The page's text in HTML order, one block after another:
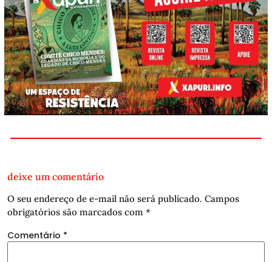
deixe um comentário
O seu endereço de e-mail não será publicado. Campos
obrigatórios são marcados com *
Comentário *